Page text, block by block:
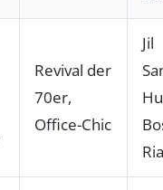
Revival der
70er,
Office-Chic
Jil